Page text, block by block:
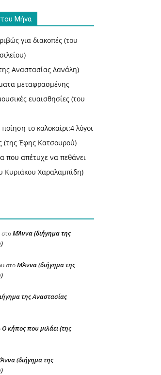
Μήνα
για διακοπές (του
Αναστασίας Δανάλη)
μεταφρασμένης
ευαισθησίες (του
το καλοκαίρι:4 λόγοι
(της Έφης Κατσουρού)
που απέτυχε να πεθάνει
Κυριάκου Χαραλαμπίδη)
στοΜΆννα (διήγημα της
στοΜΆννα (διήγημα της
της Αναστασίας
Ο κήπος που μιλάει (της
(διήγημα της